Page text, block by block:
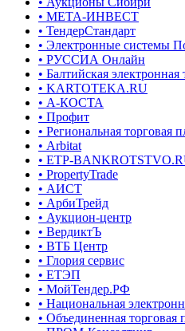
• МЕТА-ИНВЕСТ
• ТендерСтандарт
• Электронные системы
• РУССИА Онлайн
• Балтийская
• KARTOTEKA.RU
• А-КОСТА
• Профит
• Региональная торговая
• Arbitat
• ETP-
• PropertyTrade
• АИСТ
• АрбиТрейд
• Аукцион-центр
• ВердиктЪ
• ВТБ Центр
• Глория сервис
• ЕТЭП
• МойТендер.РФ
• Национальная
• Объединенная торговая